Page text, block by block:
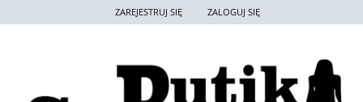
ZAREJESTRUJ SIĘ ZALOGUJ SIĘ